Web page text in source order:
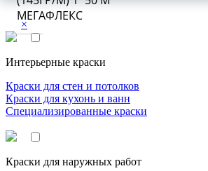
×
Интерьерные краски
Краски для стен и потолков
Краски для кухонь и ванн
Специализированные краски
Краски для наружных работ
МЕГАФЛЕКС